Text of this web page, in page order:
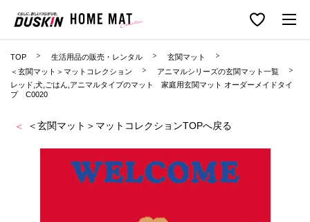
TOP 生活用品の販売・レンタル
玄関マット
＜玄関マット＞マットコレクション
アニマルシリーズの玄関マット一覧
レッド,犬,ごはん,アニマルタイプのマット 家庭用玄関マット オーダーメイドタイ
プ C0020
＜玄関マット＞マットコレクションTOPへ戻る